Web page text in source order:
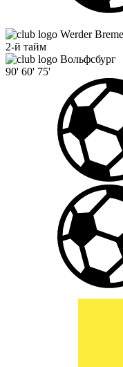
Werder
2-й тайм
Вольфсбург
90' 60' 75'